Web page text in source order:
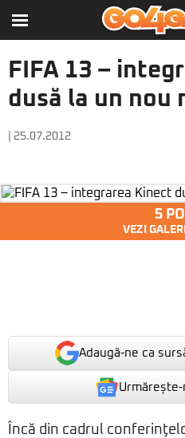
FIFA 13 –
dusă la un nou
| 25.07.2012
5
VEZI
Adaugă-ne ca
Încă din cadrul